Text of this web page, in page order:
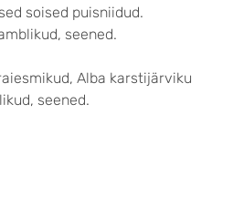
soised puisniidud.
seened.
Alba karstijärviku
seened.